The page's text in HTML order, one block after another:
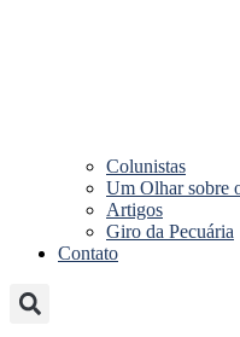
Colunistas
Um Olhar sobre
Artigos
Giro da Pecuária
Contato